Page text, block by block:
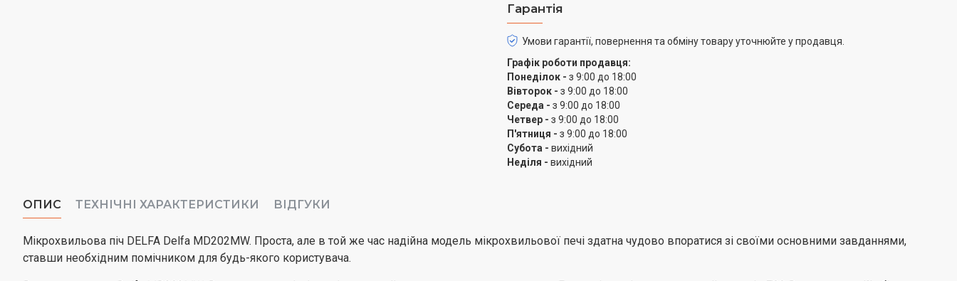
Гарантія
Умови гарантії, повернення та обміну товару уточнюйте у продавця.
Графік роботи продавця:
Понеділок - з 9:00 до 18:00
Вівторок - з 9:00 до 18:00
Середа - з 9:00 до 18:00
Четвер - з 9:00 до 18:00
П'ятниця - з 9:00 до 18:00
Субота - вихідний
Неділя - вихідний
ОПИС ТЕХНІЧНІ ХАРАКТЕРИСТИКИ ВІДГУКИ
Мікрохвильова піч DELFA Delfa MD202MW. Проста, але в той же час надійна модель мікрохвильової печі здатна чудово впоратися зі своїми основними завданнями,
ставши необхідним помічником для будь-якого користувача.